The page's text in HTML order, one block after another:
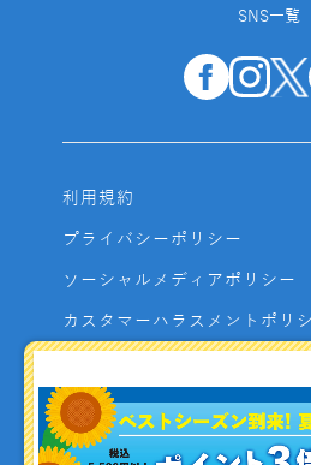
SNS一覧
利用規約
プライバシーポリシー
ソーシャルメディアポリシー
カスタマーハラスメントポリ
よくあるご質問
お問い合わせ